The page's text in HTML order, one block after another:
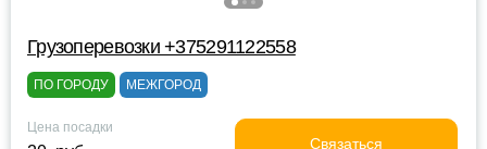
Грузоперевозки +375291122558
ПО ГОРОДУ МЕЖГОРОД
Цена посадки
Связаться